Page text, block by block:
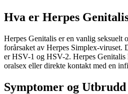
Hva er Herpes
Herpes Genitalis er en vanlig seksuelt
forårsaket av Herpes Simplex-viruset.
er HSV-1 og HSV-2. Herpes Genitalis
oralsex eller direkte kontakt med en
Symptomer og